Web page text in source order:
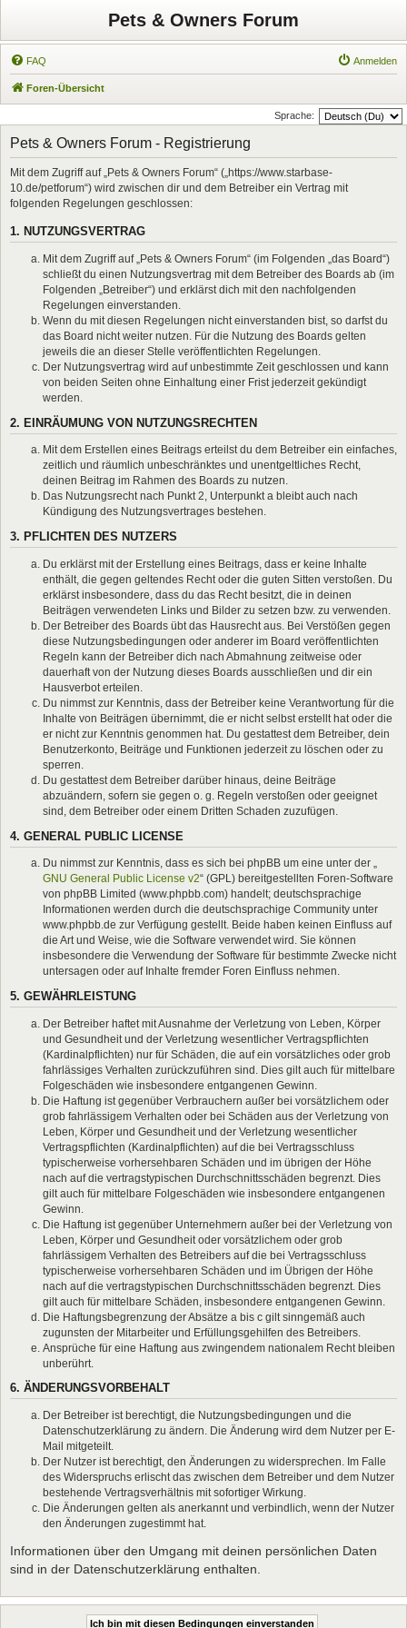
Pets & Owners Forum
FAQ Anmelden
Foren-Übersicht
Sprache:
Pets & Owners Forum - Registrierung
Mit dem Zugriff auf „Pets & Owners Forum“ („https://www.starbase-
10.de/petforum“) wird zwischen dir und dem Betreiber ein Vertrag mit
folgenden Regelungen geschlossen:
1. NUTZUNGSVERTRAG
Mit dem Zugriff auf „Pets & Owners Forum“ (im Folgenden „das Board“)
schließt du einen Nutzungsvertrag mit dem Betreiber des Boards ab (im
Folgenden „Betreiber“) und erklärst dich mit den nachfolgenden
Regelungen einverstanden.
Wenn du mit diesen Regelungen nicht einverstanden bist, so darfst du
das Board nicht weiter nutzen. Für die Nutzung des Boards gelten
jeweils die an dieser Stelle veröffentlichten Regelungen.
Der Nutzungsvertrag wird auf unbestimmte Zeit geschlossen und kann
von beiden Seiten ohne Einhaltung einer Frist jederzeit gekündigt
werden.
2. EINRÄUMUNG VON NUTZUNGSRECHTEN
Mit dem Erstellen eines Beitrags erteilst du dem Betreiber ein einfaches,
zeitlich und räumlich unbeschränktes und unentgeltliches Recht,
deinen Beitrag im Rahmen des Boards zu nutzen.
Das Nutzungsrecht nach Punkt 2, Unterpunkt a bleibt auch nach
Kündigung des Nutzungsvertrages bestehen.
3. PFLICHTEN DES NUTZERS
Du erklärst mit der Erstellung eines Beitrags, dass er keine Inhalte
enthält, die gegen geltendes Recht oder die guten Sitten verstoßen. Du
erklärst insbesondere, dass du das Recht besitzt, die in deinen
Beiträgen verwendeten Links und Bilder zu setzen bzw. zu verwenden.
Der Betreiber des Boards übt das Hausrecht aus. Bei Verstößen gegen
diese Nutzungsbedingungen oder anderer im Board veröffentlichten
Regeln kann der Betreiber dich nach Abmahnung zeitweise oder
dauerhaft von der Nutzung dieses Boards ausschließen und dir ein
Hausverbot erteilen.
Du nimmst zur Kenntnis, dass der Betreiber keine Verantwortung für die
Inhalte von Beiträgen übernimmt, die er nicht selbst erstellt hat oder die
er nicht zur Kenntnis genommen hat. Du gestattest dem Betreiber, dein
Benutzerkonto, Beiträge und Funktionen jederzeit zu löschen oder zu
sperren.
Du gestattest dem Betreiber darüber hinaus, deine Beiträge
abzuändern, sofern sie gegen o. g. Regeln verstoßen oder geeignet
sind, dem Betreiber oder einem Dritten Schaden zuzufügen.
4. GENERAL PUBLIC LICENSE
Du nimmst zur Kenntnis, dass es sich bei phpBB um eine unter der „
GNU General Public License v2“ (GPL) bereitgestellten Foren-Software
von phpBB Limited (www.phpbb.com) handelt; deutschsprachige
Informationen werden durch die deutschsprachige Community unter
www.phpbb.de zur Verfügung gestellt. Beide haben keinen Einfluss auf
die Art und Weise, wie die Software verwendet wird. Sie können
insbesondere die Verwendung der Software für bestimmte Zwecke nicht
untersagen oder auf Inhalte fremder Foren Einfluss nehmen.
5. GEWÄHRLEISTUNG
Der Betreiber haftet mit Ausnahme der Verletzung von Leben, Körper
und Gesundheit und der Verletzung wesentlicher Vertragspflichten
(Kardinalpflichten) nur für Schäden, die auf ein vorsätzliches oder grob
fahrlässiges Verhalten zurückzuführen sind. Dies gilt auch für mittelbare
Folgeschäden wie insbesondere entgangenen Gewinn.
Die Haftung ist gegenüber Verbrauchern außer bei vorsätzlichem oder
grob fahrlässigem Verhalten oder bei Schäden aus der Verletzung von
Leben, Körper und Gesundheit und der Verletzung wesentlicher
Vertragspflichten (Kardinalpflichten) auf die bei Vertragsschluss
typischerweise vorhersehbaren Schäden und im übrigen der Höhe
nach auf die vertragstypischen Durchschnittsschäden begrenzt. Dies
gilt auch für mittelbare Folgeschäden wie insbesondere entgangenen
Gewinn.
Die Haftung ist gegenüber Unternehmern außer bei der Verletzung von
Leben, Körper und Gesundheit oder vorsätzlichem oder grob
fahrlässigem Verhalten des Betreibers auf die bei Vertragsschluss
typischerweise vorhersehbaren Schäden und im Übrigen der Höhe
nach auf die vertragstypischen Durchschnittsschäden begrenzt. Dies
gilt auch für mittelbare Schäden, insbesondere entgangenen Gewinn.
Die Haftungsbegrenzung der Absätze a bis c gilt sinngemäß auch
zugunsten der Mitarbeiter und Erfüllungsgehilfen des Betreibers.
Ansprüche für eine Haftung aus zwingendem nationalem Recht bleiben
unberührt.
6. ÄNDERUNGSVORBEHALT
Der Betreiber ist berechtigt, die Nutzungsbedingungen und die
Datenschutzerklärung zu ändern. Die Änderung wird dem Nutzer per E-
Mail mitgeteilt.
Der Nutzer ist berechtigt, den Änderungen zu widersprechen. Im Falle
des Widerspruchs erlischt das zwischen dem Betreiber und dem Nutzer
bestehende Vertragsverhältnis mit sofortiger Wirkung.
Die Änderungen gelten als anerkannt und verbindlich, wenn der Nutzer
den Änderungen zugestimmt hat.
Informationen über den Umgang mit deinen persönlichen Daten
sind in der Datenschutzerklärung enthalten.